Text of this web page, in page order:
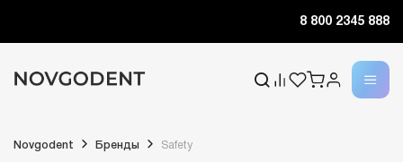
8 800 2345 888
Novgodent Бренды Safety